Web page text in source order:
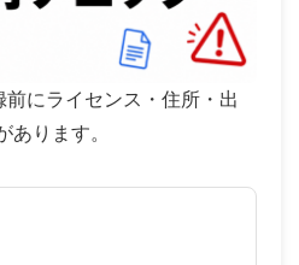
にライセンス・住所・出
あります。